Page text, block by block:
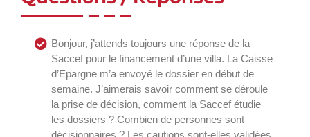
Bonjour, j’attends toujours une réponse de la
Saccef pour le financement d’une villa. La Caisse
d’Epargne m’a envoyé le dossier en début de
semaine. J’aimerais savoir comment se déroule
la prise de décision, comment la Saccef étudie
les dossiers ? Combien de personnes sont
décisionnaires ? Les cautions sont-elles validées